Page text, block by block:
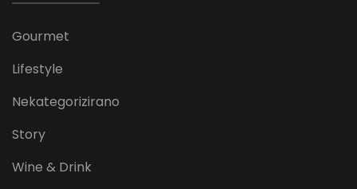
Gourmet
Lifestyle
Nekategorizirano
Story
Wine & Drink